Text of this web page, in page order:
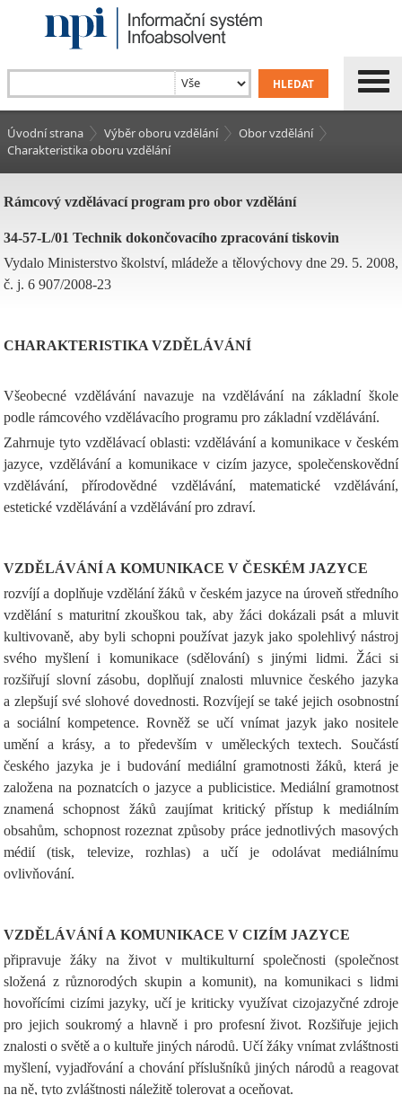
Úvodní strana Výběr oboru vzdělání
Obor vzdělání
Charakteristika oboru vzdělání
Rámcový vzdělávací program pro obor vzdělání
34-57-L/01 Technik dokončovacího zpracování tiskovin
Vydalo Ministerstvo školství, mládeže a tělovýchovy dne 29. 5. 2008,
č. j. 6 907/2008-23
CHARAKTERISTIKA VZDĚLÁVÁNÍ
Všeobecné vzdělávání navazuje na vzdělávání na základní škole
podle rámcového vzdělávacího programu pro základní vzdělávání.
Zahrnuje tyto vzdělávací oblasti: vzdělávání a komunikace v českém
jazyce, vzdělávání a komunikace v cizím jazyce, společenskovědní
vzdělávání, přírodovědné vzdělávání, matematické vzdělávání,
estetické vzdělávání a vzdělávání pro zdraví.
VZDĚLÁVÁNÍ A KOMUNIKACE V ČESKÉM JAZYCE
rozvíjí a doplňuje vzdělání žáků v českém jazyce na úroveň středního
vzdělání s maturitní zkouškou tak, aby žáci dokázali psát a mluvit
kultivovaně, aby byli schopni používat jazyk jako spolehlivý nástroj
svého myšlení i komunikace (sdělování) s jinými lidmi. Žáci si
rozšiřují slovní zásobu, doplňují znalosti mluvnice českého jazyka
a zlepšují své slohové dovednosti. Rozvíjejí se také jejich osobnostní
a sociální kompetence. Rovněž se učí vnímat jazyk jako nositele
umění a krásy, a to především v uměleckých textech. Součástí
českého jazyka je i budování mediální gramotnosti žáků, která je
založena na poznatcích o jazyce a publicistice. Mediální gramotnost
znamená schopnost žáků zaujímat kritický přístup k mediálním
obsahům, schopnost rozeznat způsoby práce jednotlivých masových
médií (tisk, televize, rozhlas) a učí je odolávat mediálnímu
ovlivňování.
VZDĚLÁVÁNÍ A KOMUNIKACE V CIZÍM JAZYCE
připravuje žáky na život v multikulturní společnosti (společnost
složená z různorodých skupin a komunit), na komunikaci s lidmi
hovořícími cizími jazyky, učí je kriticky využívat cizojazyčné zdroje
pro jejich soukromý a hlavně i pro profesní život. Rozšiřuje jejich
znalosti o světě a o kultuře jiných národů. Učí žáky vnímat zvláštnosti
myšlení, vyjadřování a chování příslušníků jiných národů a reagovat
na ně, tyto zvláštnosti náležitě tolerovat a oceňovat.